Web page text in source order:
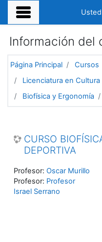
Salta al contenido principal
Información del
Página Principal
Cursos
Licenciatura en
Biofísica y Ergonomía
CURSO
DEPORTIVA
Profesor: Oscar Murillo
Profesor: Profesor
Israel Serrano